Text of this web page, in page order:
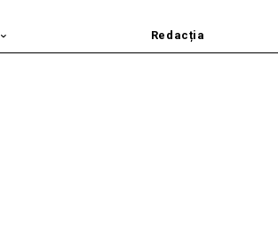
Redacția